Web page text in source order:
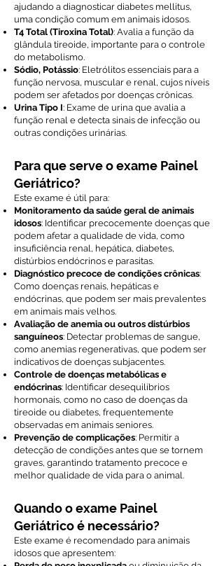
ajudando a diagnosticar diabetes mellitus,
uma condição comum em animais idosos.
T4 Total (Tiroxina Total): Avalia a função da
glândula tireoide, importante para o controle
do metabolismo.
Sódio, Potássio: Eletrólitos essenciais para a
função nervosa, muscular e renal, cujos níveis
podem ser afetados por doenças crônicas.
Urina Tipo I: Exame de urina que avalia a
função renal e detecta sinais de infecção ou
outras condições urinárias.
Para que serve o exame Painel
Geriátrico?
Este exame é útil para:
Monitoramento da saúde geral de animais
idosos: Identificar precocemente doenças que
podem afetar a qualidade de vida, como
insuficiência renal, hepática, diabetes,
distúrbios endócrinos e parasitas.
Diagnóstico precoce de condições crônicas:
Como doenças renais, hepáticas e
endócrinas, que podem ser mais prevalentes
em animais mais velhos.
Avaliação de anemia ou outros distúrbios
sanguíneos: Detectar problemas de sangue,
como anemias regenerativas, que podem ser
indicativos de doenças subjacentes.
Controle de doenças metabólicas e
endócrinas: Identificar desequilíbrios
hormonais, como no caso de doenças da
tireoide ou diabetes, frequentemente
observadas em animais seniores.
Prevenção de complicações: Permitir a
detecção de condições antes que se tornem
graves, garantindo tratamento precoce e
melhor qualidade de vida para o animal.
Quando o exame Painel
Geriátrico é necessário?
Este exame é recomendado para animais
idosos que apresentem: